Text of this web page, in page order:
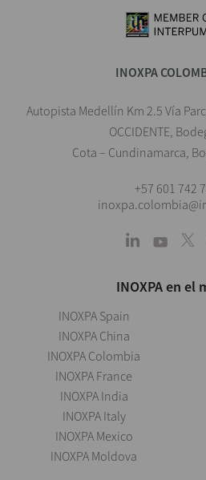
INOXPA
Autopista Medellín Km 2.5 Vía
OCCIDENTE,
Cota – Cundinamarca,
+57 601 742
INOXPA en el
INOXPA Spain
INOXPA China
INOXPA Colombia
INOXPA France
INOXPA India
INOXPA Italy
INOXPA Mexico
INOXPA Moldova